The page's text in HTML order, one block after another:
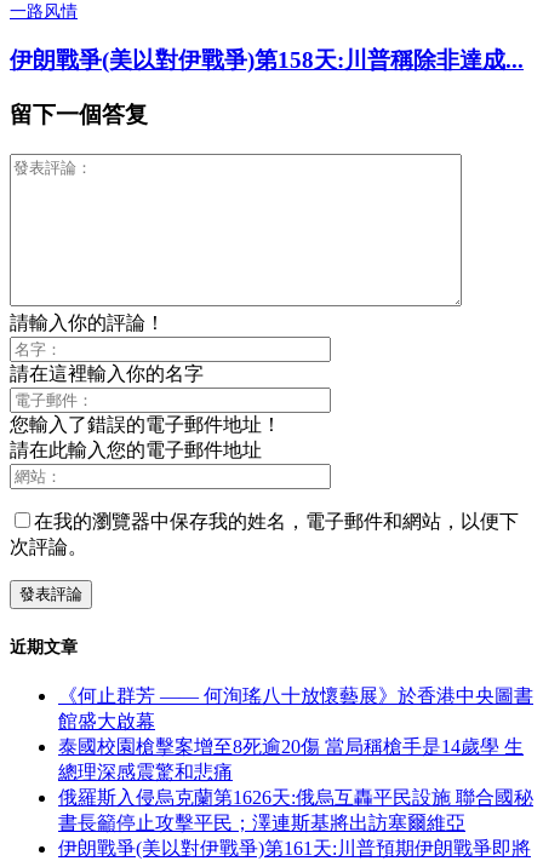
一路风情
伊朗戰爭(美以對伊戰爭)第158天:川普稱除非達成...
留下一個答复
請輸入你的評論！
請在這裡輸入你的名字
您輸入了錯誤的電子郵件地址！
請在此輸入您的電子郵件地址
在我的瀏覽器中保存我的姓名，電子郵件和網站，以便下
次評論。
近期文章
《何止群芳 —— 何洵瑤八十放懷藝展》於香港中央圖書
館盛大啟幕
泰國校園槍擊案增至8死逾20傷 當局稱槍手是14歲學 生
總理深感震驚和悲痛
俄羅斯入侵烏克蘭第1626天:俄烏互轟平民設施 聯合國秘
書長籲停止攻擊平民；澤連斯基將出訪塞爾維亞
伊朗戰爭(美以對伊戰爭)第161天:川普預期伊朗戰爭即將